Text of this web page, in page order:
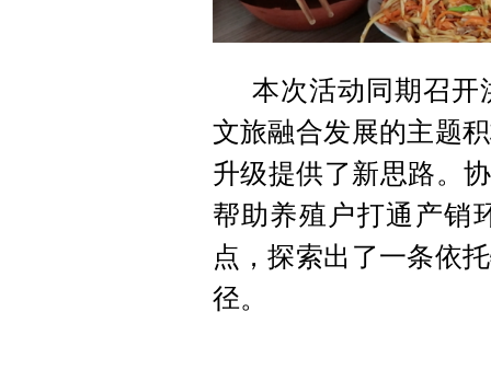
本次活动同期召开
文旅融合发展的主题
升级提供了新思路。
帮助养殖户打通产销
点，探索出了一条依
径。